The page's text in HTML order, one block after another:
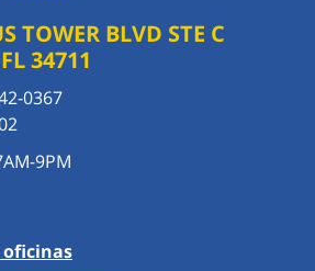
TOWER BLVD STE C
FL34711
0367
9PM
oficinas